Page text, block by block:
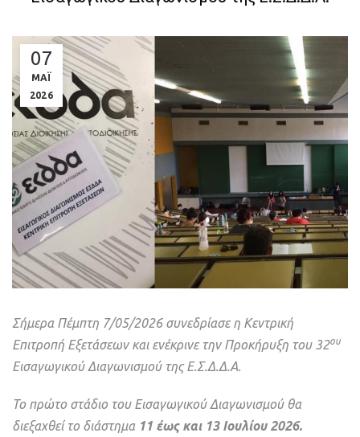
07
ΜΑΪ
2026
Σήμερα Πέμπτη 7/05/2026 συνεδρίασε η Κεντρική
Επιτροπή Εξετάσεων και ενέκρινε την Προκήρυξη του 32ου
Εισαγωγικού Διαγωνισμού της Ε.Σ.Δ.Δ.Α.
Το πρώτο στάδιο του Εισαγωγικού Διαγωνισμού θα
διεξαχθεί το διάστημα 11 έως και 13 Ιουλίου 2026.